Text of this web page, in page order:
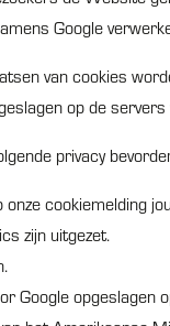
Google
van cookies
op de
privacy
cookiemelding
zijn uitgezet.
Google opgeslagen